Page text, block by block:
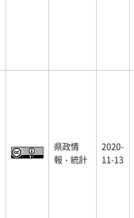
県政情
報・統計
2020-
11-13